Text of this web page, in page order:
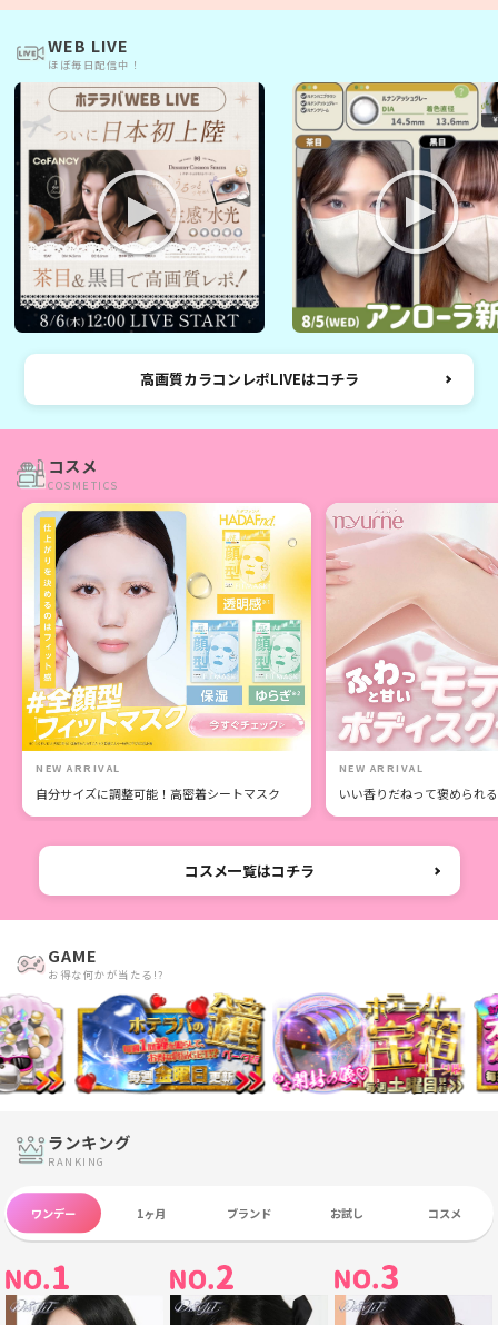
WEB LIVE
ほぼ毎日配信中！
高画質カラコンレポLIVEはコチラ
コスメ
COSMETICS
自分サイズに調整可能！高密着シートマスク
NEW ARRIVAL
いい香りだねって褒められ
NEW ARRIVAL
コスメ一覧はコチラ
GAME
お得な何かが当たる!?
ランキング
RANKING
ワンデー 1ヶ月 ブランド お試し コスメ